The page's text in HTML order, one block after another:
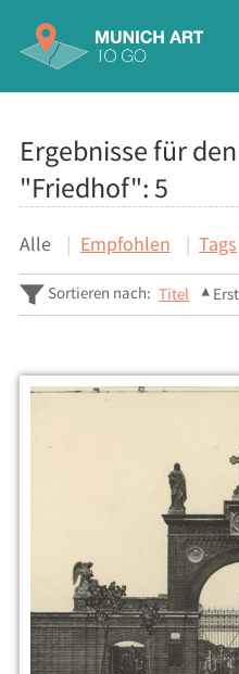
Ergebnisse für
"Friedhof": 5
Alle Empfohlen Tags
Sortieren nach: Titel